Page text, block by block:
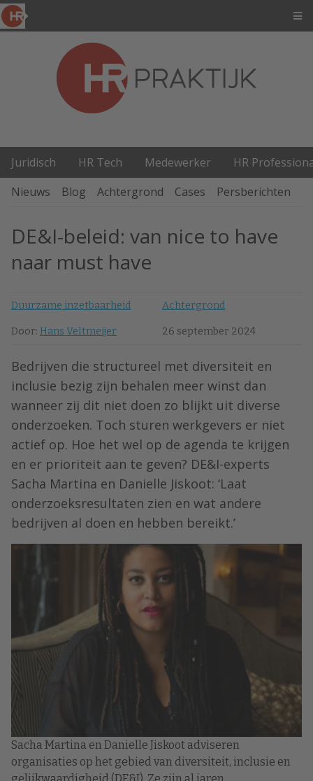
Juridisch HR Tech Medewerker
HR
Nieuws
Blog Achtergrond Cases Persberichten
DE&I-beleid: van nice to have
naar must have
Duurzame inzetbaarheid Achtergrond
Door: Hans Veltmeijer 26 september 2024
Bedrijven die structureel met diversiteit en
inclusie bezig zijn behalen meer winst dan
wanneer zij dit niet doen zo blijkt uit diverse
onderzoeken. Toch sturen werkgevers er niet
actief op. Hoe het wel op de agenda te krijgen
en er prioriteit aan te geven? DE&I-experts
Sacha Martina en Danielle Jiskoot: ‘Laat
onderzoeksresultaten zien en wat andere
bedrijven al doen en hebben bereikt.’
Sacha Martina en Danielle Jiskoot adviseren
organisaties op het gebied van diversiteit, inclusie en